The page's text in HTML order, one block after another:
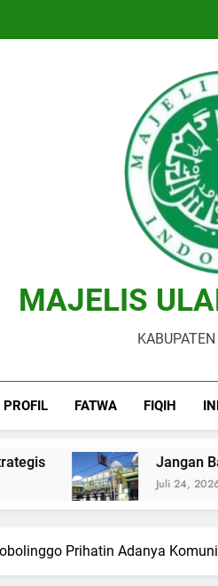
MAJELIS
PROFIL FATWA FIQIH
Jangan Bangga
Juli 24, 2026
Prihatin Adanya